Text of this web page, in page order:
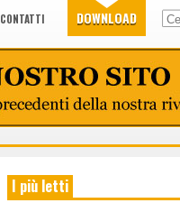
CONTATTI DOWNLOAD
I più letti